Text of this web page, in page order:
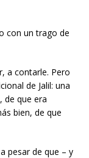
con un trago de
a contarle. Pero
de Jalil: una
de que era
bien, de que
pesar de que – y